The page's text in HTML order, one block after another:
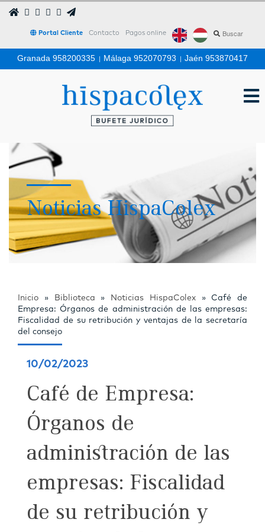
Portal Cliente Contacto Pagos online
Granada 958200335 | Málaga 952070793 | Jaén 953870417
Noticias HispaColex
Inicio » Biblioteca » Noticias HispaColex» Café de
Empresa: Órganos de administración de las empresas:
Fiscalidad de su retribución y ventajas de la secretaría
del consejo
10/02/2023
Café de Empresa:
Órganos de
administración de las
empresas: Fiscalidad
de su retribución y